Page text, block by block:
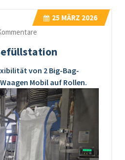
25 MÄRZ 2026
von 2 Big-Bag-
Mobil auf Rollen.